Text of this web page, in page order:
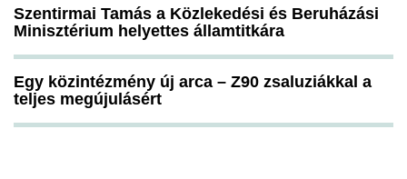
Szentirmai Tamás a Közlekedési és Beruházási
Minisztérium helyettes államtitkára
Egy közintézmény új arca – Z90 zsaluziákkal a
teljes megújulásért